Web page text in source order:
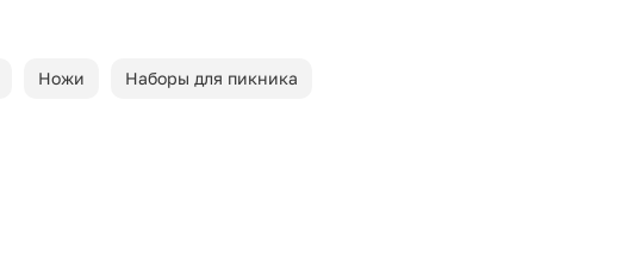
Ножи Наборы для пикника